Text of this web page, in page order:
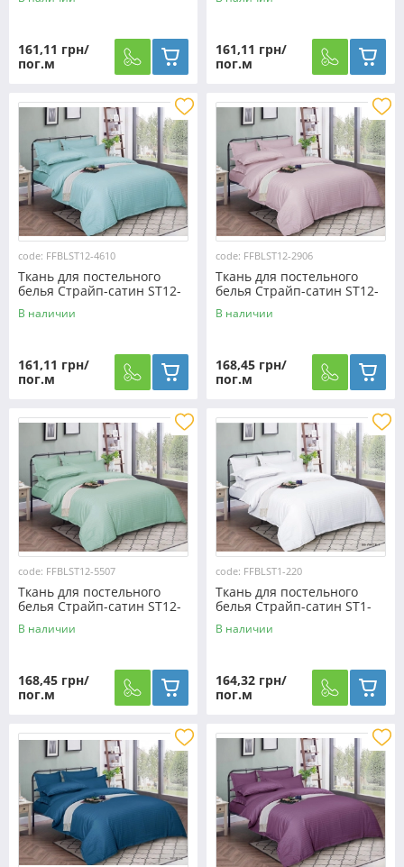
161,11 грн/
пог.м
161,11 грн/
пог.м
code: FFBLST12-4610
Ткань для постельного
белья Страйп-сатин ST12-
4610 (50м)
В наличии
161,11 грн/
пог.м
code: FFBLST12-2906
Ткань для постельного
белья Страйп-сатин ST12-
2906 (50м)
В наличии
168,45 грн/
пог.м
code: FFBLST12-5507
Ткань для постельного
белья Страйп-сатин ST12-
5507 (50м)
В наличии
168,45 грн/
пог.м
code: FFBLST1-220
Ткань для постельного
белья Страйп-сатин ST1-
220 (50м)
В наличии
164,32 грн/
пог.м